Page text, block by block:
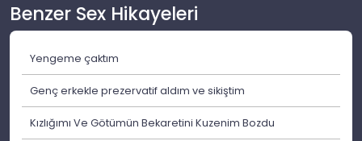
Benzer Sex Hikayeleri
Yengeme çaktım
Genç erkekle prezervatif aldım ve sikiştim
Kızlığımı Ve Götümün Bekaretini Kuzenim Bozdu